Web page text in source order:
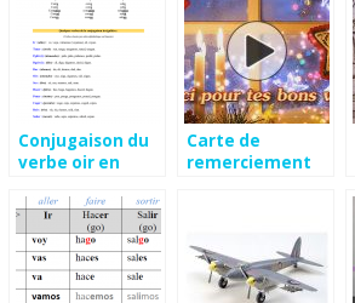
Conjugaison du
verbe oir en
Carte de
remerciement